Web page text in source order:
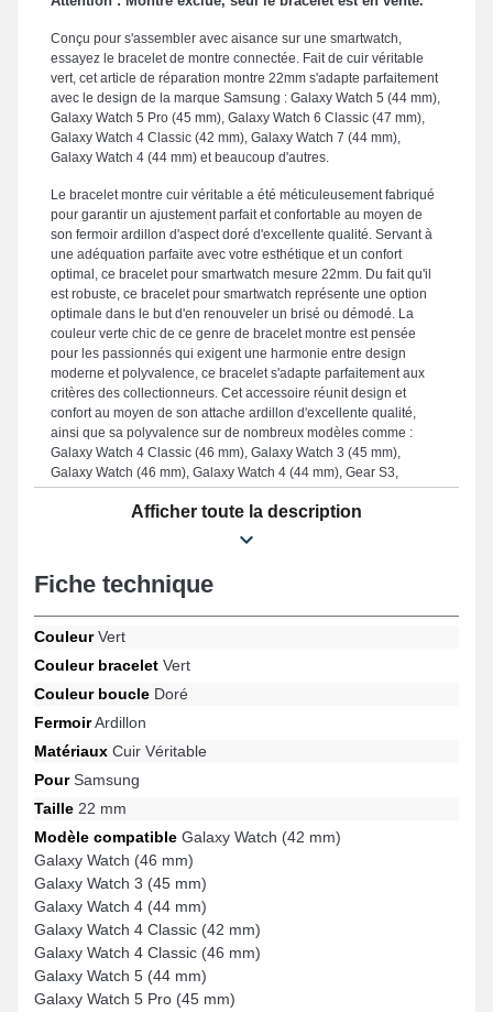
Conçu pour s'assembler avec aisance sur une smartwatch,
essayez le bracelet de montre connectée. Fait de cuir véritable
vert, cet article de réparation montre 22mm s'adapte parfaitement
avec le design de la marque Samsung : Galaxy Watch 5 (44 mm),
Galaxy Watch 5 Pro (45 mm), Galaxy Watch 6 Classic (47 mm),
Galaxy Watch 4 Classic (42 mm), Galaxy Watch 7 (44 mm),
Galaxy Watch 4 (44 mm) et beaucoup d'autres.
Le bracelet montre cuir véritable a été méticuleusement fabriqué
pour garantir un ajustement parfait et confortable au moyen de
son fermoir ardillon d'aspect doré d'excellente qualité. Servant à
une adéquation parfaite avec votre esthétique et un confort
optimal, ce bracelet pour smartwatch mesure 22mm. Du fait qu'il
est robuste, ce bracelet pour smartwatch représente une option
optimale dans le but d'en renouveler un brisé ou démodé. La
couleur verte chic de ce genre de bracelet montre est pensée
pour les passionnés qui exigent une harmonie entre design
moderne et polyvalence, ce bracelet s'adapte parfaitement aux
critères des collectionneurs. Cet accessoire réunit design et
confort au moyen de son attache ardillon d'excellente qualité,
ainsi que sa polyvalence sur de nombreux modèles comme :
Galaxy Watch 4 Classic (46 mm), Galaxy Watch 3 (45 mm),
Galaxy Watch (46 mm), Galaxy Watch 4 (44 mm), Gear S3,
Galaxy Watch 5 Pro (45 mm) et beaucoup plus encore de la
marque Samsung. Conçu en vue de s'harmoniser parfaitement à
plusieurs designs de la marque Samsung, cet article horloger
utilisateur supérieure.
Afficher toute la description
Fiche technique
CouleurVert
Couleur bracelet Vert
Couleur boucle Doré
FermoirArdillon
Matériaux Cuir Véritable
PourSamsung
Taille 22 mm
Modèle compatible Galaxy Watch (42 mm)
Galaxy Watch (46 mm)
Galaxy Watch 3 (45 mm)
Galaxy Watch 4 (44 mm)
Galaxy Watch 4 Classic (42 mm)
Galaxy Watch 4 Classic (46 mm)
Galaxy Watch 5 (44 mm)
Galaxy Watch 5 Pro (45 mm)